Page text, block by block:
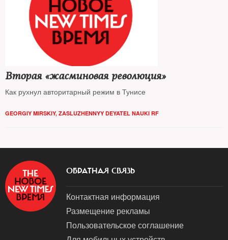
Вторая «жасминовая революция»
Как рухнул авторитарный режим в Тунисе
GEORGIY MIRSKIY, ZASLUZHENNYY DEYATEL NAUKI RF
ОБРАТНАЯ СВЯЗЬ
Контактная информация
Размещение рекламы
Пользовательское соглашение